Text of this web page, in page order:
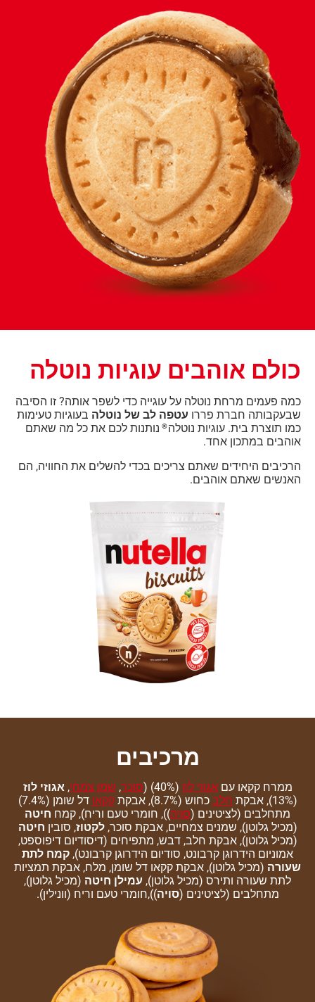
כולם אוהבים עוגיות נוטלה
כמה פעמים מרחת נוטלה על עוגייה כדי לשפר אותה? זו הסיבה
שבעקבותה חברת פררו עטפה לב של נוטלה בעוגיות טעימות
כמו תוצרת בית. עוגיות נוטלה®נותנות לכם את כל מה שאתם
אוהבים במתכון אחד.
הרכיבים היחידים שאתם צריכים בכדי להשלים את החוויה, הם
האנשים שאתם אוהבים.
מרכיבים
ממרח קקאו עםאגוזי לוז (40%) ( סוכר, שמן צמחי,אגוזי לוז
(13%), אבקת
חלב כחוש (8.7%), אבקת קקאו
דל שומן (7.4%)
מתחלבים (לציטינים (סויה)), חומרי טעם וריח), קמח חיטה
(מכיל גלוטן), שמנים צמחיים, אבקת סוכר,לקטוז, סובין חיטה
(מכיל גלוטן), אבקת חלב, דבש, מתפיחים (דיסודיום דיפוספט,
אמוניום הידרוגן קרבונט, סודיום הידרוגן קרבונט), קמח לתת
שעורה (מכיל גלוטן), אבקת קקאו דל שומן, מלח, אבקת תמציות
לתת שעורה ותירס (מכיל גלוטן), עמילן חיטה (מכיל גלוטן),
מתחלבים (לציטינים (סויה)),חומרי טעם וריח (וונילין).